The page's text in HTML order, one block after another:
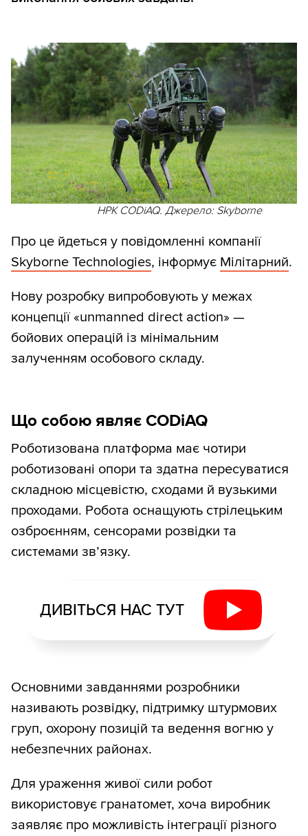
НРК CODiAQ. Джерело: Skyborne
Про це йдеться у повідомленні компанії
Skyborne Technologies, інформує Мілітарний.
Нову розробку випробовують у межах
концепції «unmanned direct action» —
бойових операцій із мінімальним
залученням особового складу.
Що собою являє CODiAQ
Роботизована платформа має чотири
роботизовані опори та здатна пересуватися
складною місцевістю, сходами й вузькими
проходами. Робота оснащують стрілецьким
озброєнням, сенсорами розвідки та
системами зв’язку.
ДИВІТЬСЯ НАС ТУТ
Основними завданнями розробники
називають розвідку, підтримку штурмових
груп, охорону позицій та ведення вогню у
небезпечних районах.
Для ураження живої сили робот
використовує гранатомет, хоча виробник
заявляє про можливість інтеграції різного